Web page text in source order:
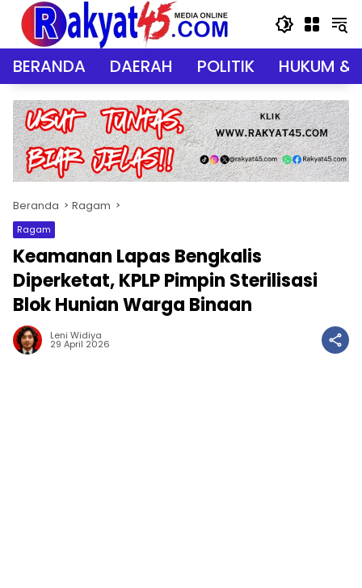
Langsung
konten
BERANDA DAERAH POLITIK HUKUM &
Beranda Ragam
Ragam
Keamanan Lapas Bengkalis
Diperketat, KPLP Pimpin Sterilisasi
Blok Hunian Warga Binaan
Leni Widiya
29 April 2026